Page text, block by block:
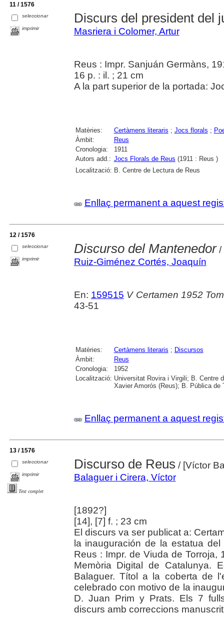
11 / 1576
seleccionar
imprimir
Discurs del president del
Masriera i Colomer, Artur
Reus : Impr. Sanjuán Germàns,
16 p. : il. ; 21 cm
A la part superior de la portada:
Matèries: Certàmens literaris ; Jocs florals ;
Àmbit:
Reus
Cronologia:
1911
Autors add.: Jocs Florals de Reus (1911 : Reus )
Localització: B. Centre de Lectura de Reus
Enllaç permanent a aquest
12 / 1576
seleccionar
imprimir
Discurso del Mantenedor/
Ruiz-Giménez Cortés, Joaquín
En: 159515 V Certamen 1952
43-51
Matèries: Certàmens literaris ; Discursos
Àmbit:
Reus
Cronologia:
1952
Localització: Universitat Rovira i Virgili; B. Centre
Xavier Amorós (Reus); B. Pública de
Enllaç permanent a aquest
13 / 1576
seleccionar
imprimir
Text complet
Discurso de Reus / [Víctor
Balaguer i Cirera, Víctor
[1892?]
[14], [7] f. ; 23 cm
El discurs va ser publicat a:
la inauguración de la estatua
Reus : Impr. de Viuda de Torroja,
Memòria Digital de Catalunya.
Balaguer. Títol a la coberta de
celebrado con motivo de la
D. Juan Prim y Prats. Els 7
discurs amb correccions